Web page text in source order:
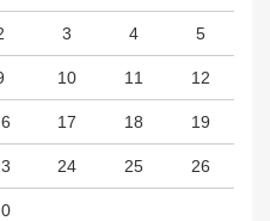
3 4 5
10 11 12
17 18 19
24 25 26